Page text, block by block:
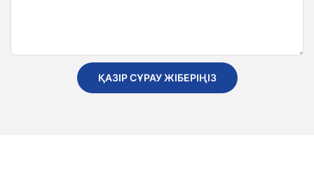
ҚАЗІР СҰРАУ ЖІБЕРІҢІЗ